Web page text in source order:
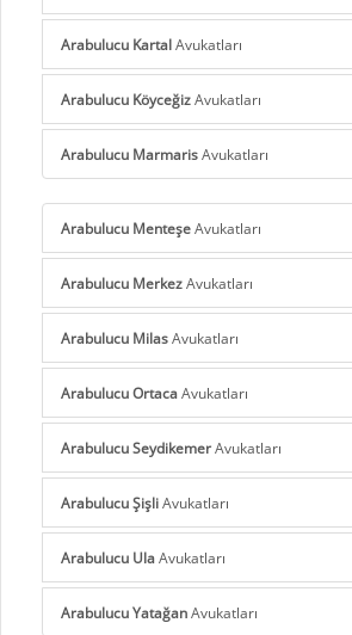
Arabulucu KartalAvukatları
Arabulucu KöyceğizAvukatları
Arabulucu MarmarisAvukatları
Arabulucu MenteşeAvukatları
Arabulucu MerkezAvukatları
Arabulucu MilasAvukatları
Arabulucu OrtacaAvukatları
Arabulucu SeydikemerAvukatları
Arabulucu ŞişliAvukatları
Arabulucu UlaAvukatları
Arabulucu YatağanAvukatları